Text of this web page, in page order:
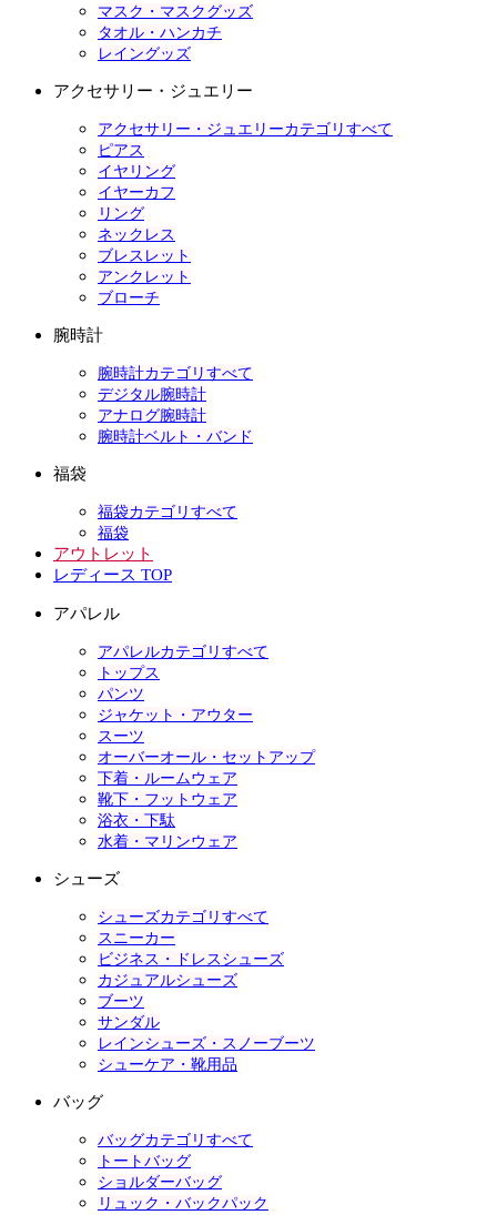
マスク・マスクグッズ
タオル・ハンカチ
レイングッズ
アクセサリー・ジュエリー
アクセサリー・ジュエリーカテゴリすべて
ピアス
イヤリング
イヤーカフ
リング
ネックレス
ブレスレット
アンクレット
ブローチ
腕時計
腕時計カテゴリすべて
デジタル腕時計
アナログ腕時計
腕時計ベルト・バンド
福袋
福袋カテゴリすべて
福袋
アウトレット
レディース TOP
アパレル
アパレルカテゴリすべて
トップス
パンツ
ジャケット・アウター
スーツ
オーバーオール・セットアップ
下着・ルームウェア
靴下・フットウェア
浴衣・下駄
水着・マリンウェア
シューズ
シューズカテゴリすべて
スニーカー
ビジネス・ドレスシューズ
カジュアルシューズ
ブーツ
サンダル
レインシューズ・スノーブーツ
シューケア・靴用品
バッグ
バッグカテゴリすべて
トートバッグ
ショルダーバッグ
リュック・バックパック